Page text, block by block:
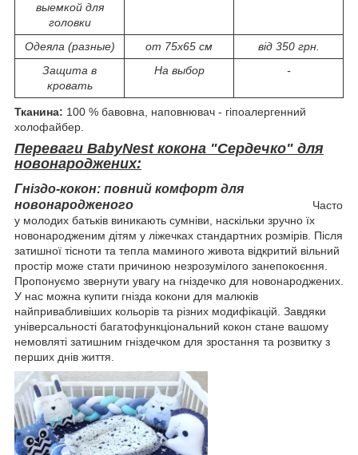
выемкой для
головки
Одеяла (разные) от 75х65 см
від 350 грн.
Защита в
кровать
На выбор -
Тканина: 100 % бавовна, наповнювач - гіпоалергенний
холофайбер.
Переваги BabyNest кокона "Сердечко" для
новонароджених:
Гніздо-кокон: повний комфорт для
новонародженого Часто
у молодих батьків виникають сумніви, наскільки зручно їх
новонародженим дітям у ліжечках стандартних розмірів. Після
затишної тісноти та тепла маминого живота відкритий вільний
простір може стати причиною незрозумілого занепокоєння.
Пропонуємо звернути увагу на гніздечко для новонароджених.
У нас можна купити гнізда кокони для малюків
найпривабливіших кольорів та різних модифікацій. Завдяки
універсальності багатофункціональний кокон стане вашому
немовляті затишним гніздечком для зростання та розвитку з
перших днів життя.